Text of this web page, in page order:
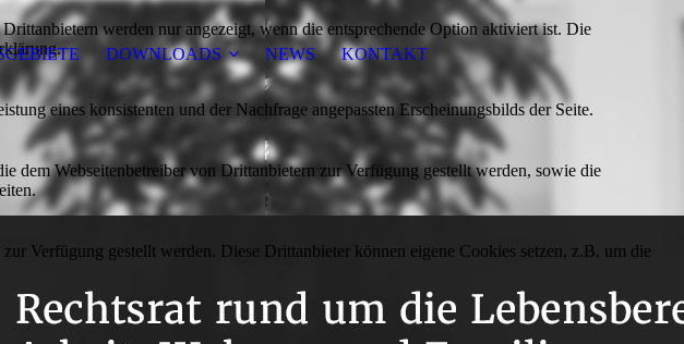
DOWNLOADS NEWS KONTAKT
werden nur angezeigt, wenn die entsprechende Option aktiviert ist. Die
eines konsistenten und der Nachfrage angepassten Erscheinungsbilds der Seite.
dem Webseitenbetreiber von Drittanbietern zur Verfügung gestellt werden, sowie die
Verfügung gestellt werden. Diese Drittanbieter können eigene Cookies setzen, z.B. um die